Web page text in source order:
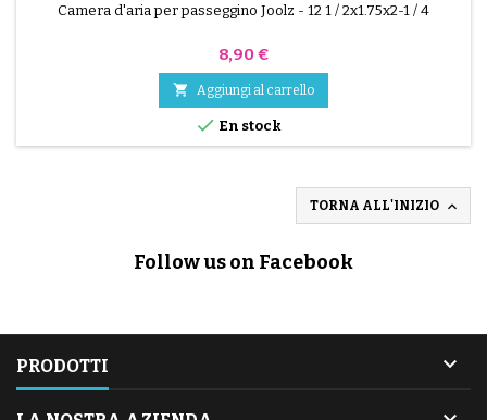
Camera d'aria per passeggino Joolz - 12 1 / 2x1.75x2-1 / 4
Prezzo
8,90 €
 Aggiungi al carrello
 En stock
TORNA ALL'INIZIO 
Follow us on Facebook
PRODOTTI 